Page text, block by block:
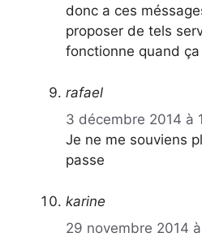
donc a ces
proposer de tels
fonctionne quand
rafael
3 décembre 2014 à
Je ne me souviens
passe
karine
29 novembre 2014